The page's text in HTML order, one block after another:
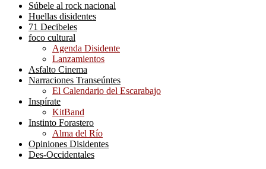
Súbele al rock nacional
Huellas disidentes
71 Decibeles
foco cultural
Agenda Disidente
Lanzamientos
Asfalto Cinema
Narraciones Transeúntes
El Calendario del Escarabajo
Inspírate
KitBand
Instinto Forastero
Alma del Río
Opiniones Disidentes
Des-Occidentales